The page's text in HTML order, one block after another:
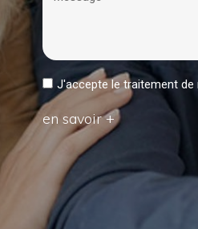
J'accepte le traitement de
en savoir +